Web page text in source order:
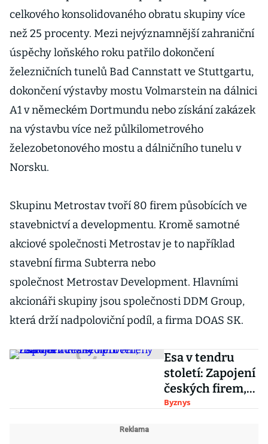
celkového konsolidovaného obratu skupiny více
než 25 procenty. Mezi nejvýznamnější zahraniční
úspěchy loňského roku patřilo dokončení
železničních tunelů Bad Cannstatt ve Stuttgartu,
dokončení výstavby mostu Volmarstein na dálnici
A1 v německém Dortmundu nebo získání zakázek
na výstavbu více než půlkilometrového
železobetonového mostu a dálničního tunelu v
Norsku.
Skupinu Metrostav tvoří 80 firem působících ve
stavebnictví a developmentu. Kromě samotné
akciové společnosti Metrostav je to například
stavební firma Subterra nebo
společnost Metrostav Development. Hlavními
akcionáři skupiny jsou společnosti DDM Group,
která drží nadpoloviční podíl, a firma DOAS SK.
Esa v tendru
století: Zapojení
českých firem,
turbína z Plzně i
Byznys